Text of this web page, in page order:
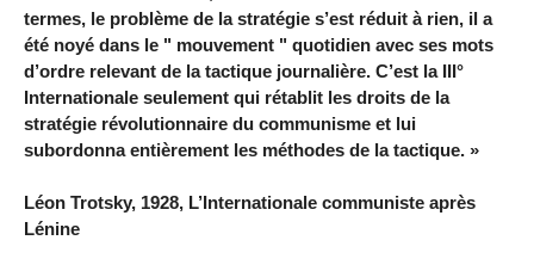
termes, le problème de la stratégie s’est réduit à rien, il a
été noyé dans le " mouvement " quotidien avec ses mots
d’ordre relevant de la tactique journalière. C’est la III°
Internationale seulement qui rétablit les droits de la
stratégie révolutionnaire du communisme et lui
subordonna entièrement les méthodes de la tactique. »
Léon Trotsky, 1928, L’Internationale communiste après
Lénine